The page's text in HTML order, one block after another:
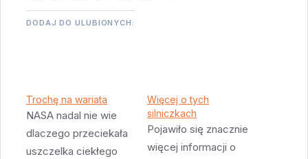
DODAJ DO ULUBIONYCH:
Trochę na wariata
NASA nadal nie wie
dlaczego przeciekała
uszczelka ciekłego
Więcej o tych
silniczkach
Pojawiło się znacznie
więcej informacji o